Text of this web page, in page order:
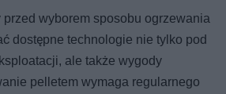
wyborem sposobu ogrzewania
dostępne technologie nie tylko pod
ale także wygody
pelletem wymaga regularnego